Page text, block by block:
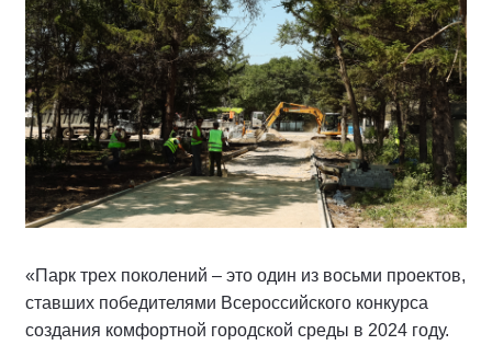
«Парк трех поколений – это один из восьми проектов,
ставших победителями Всероссийского конкурса
создания комфортной городской среды в 2024 году.